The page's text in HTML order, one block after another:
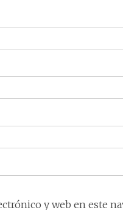
y web en este